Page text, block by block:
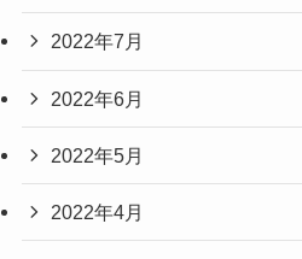
2022年7月
2022年6月
2022年5月
2022年4月